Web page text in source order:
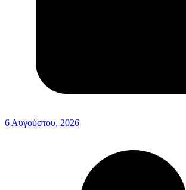
6 Αυγούστου, 2026